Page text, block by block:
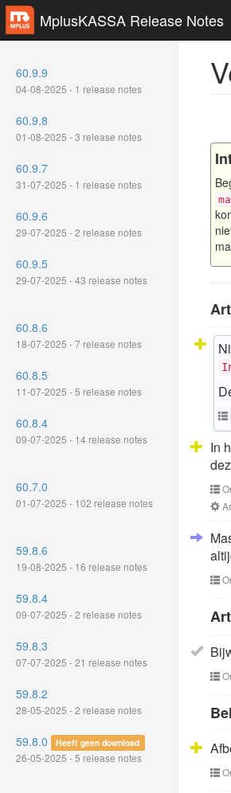
MplusKASSA Release Notes
60.9.9
04-08-2025 - 1 release notes
60.9.8
01-08-2025 - 3 release notes
60.9.7
31-07-2025 - 1 release notes
60.9.6
29-07-2025 - 2 release notes
60.9.5
29-07-2025 - 43 release notes
60.8.6
18-07-2025 - 7 release notes
60.8.5
11-07-2025 - 5 release notes
60.8.4
09-07-2025 - 14 release notes
60.7.0
01-07-2025 - 102 release notes
59.8.6
19-08-2025 - 16 release notes
59.8.4
09-07-2025 - 2 release notes
59.8.3
07-07-2025 - 21 release notes
59.8.2
28-05-2025 - 2 release notes
59.8.0 Heeft geen download
26-05-2025 - 5 release notes
In